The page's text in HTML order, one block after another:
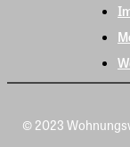
© 2023